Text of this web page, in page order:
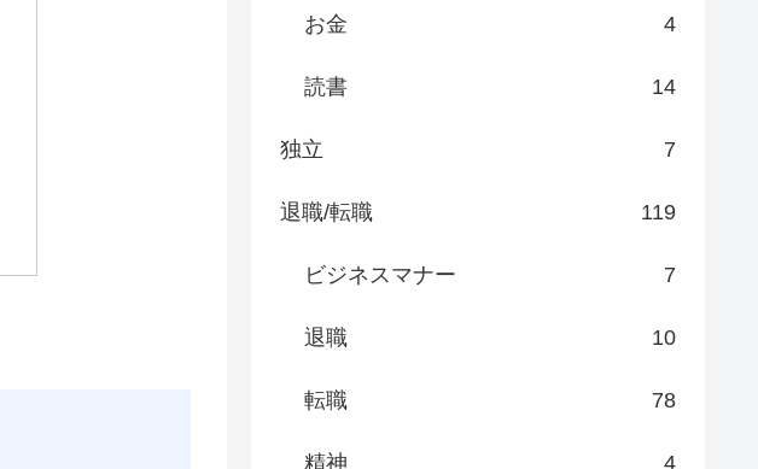
お金 4
読書 14
独立 7
退職/転職 119
ビジネスマナー 7
退職 10
転職 78
精神 4